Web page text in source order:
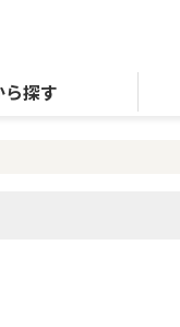
ら探す